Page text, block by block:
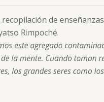
de
Rimpoché.
este agregado
la mente. Cuando toman
los grandes seres como